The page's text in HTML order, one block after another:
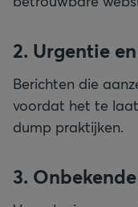
2. Urgentie
Berichten die
voordat het te
dump praktijken.
3.